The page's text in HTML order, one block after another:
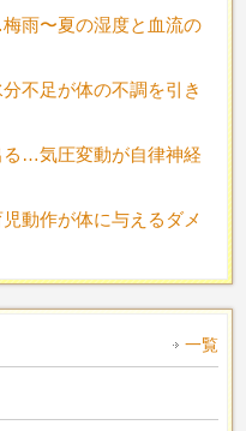
雨〜夏の湿度と血流の
不足が体の不調を引き
…気圧変動が自律神経
動作が体に与えるダメ
一覧